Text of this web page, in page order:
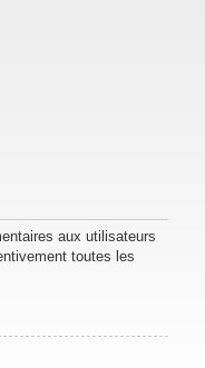
aux utilisateurs
toutes les